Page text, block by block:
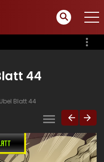
44
Ubel Blatt 44